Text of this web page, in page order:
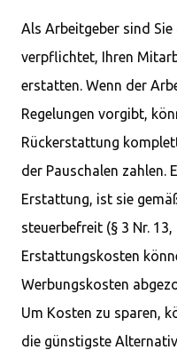
Als Arbeitgeber sind
verpflichtet, Ihren
erstatten. Wenn der
Regelungen vorgibt,
Rückerstattung
der Pauschalen zahlen.
Erstattung, ist sie
steuerbefreit (§ 3 Nr. 13,
Erstattungskosten
Werbungskosten
Um Kosten zu sparen,
die günstigste